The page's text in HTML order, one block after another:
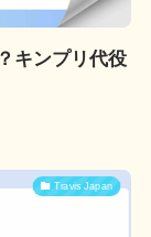
キンプリ代役
Travis Japan